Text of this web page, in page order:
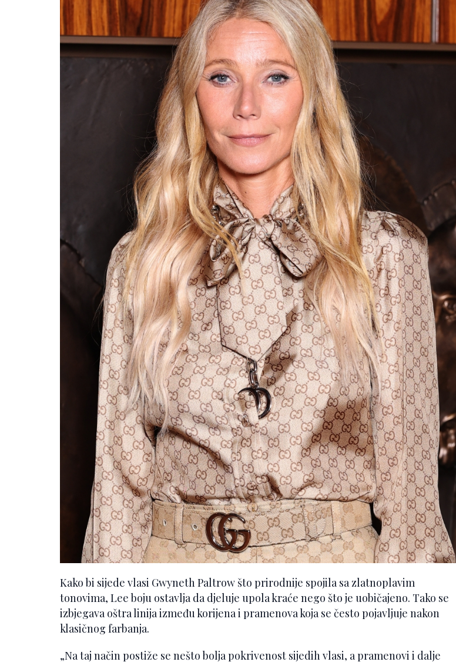
Kako bi sijede vlasi Gwyneth Paltrow što prirodnije spojila sa zlatnoplavim
tonovima, Lee boju ostavlja da djeluje upola kraće nego što je uobičajeno. Tako se
izbjegava oštra linija između korijena i pramenova koja se često pojavljuje nakon
klasičnog farbanja.
„Na taj način postiže se nešto bolja pokrivenost sijedih vlasi, a pramenovi i dalje